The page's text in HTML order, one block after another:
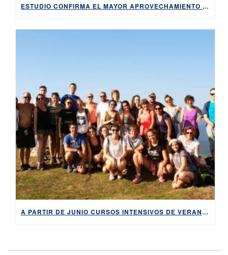
ESTUDIO CONFIRMA EL MAYOR APROVECHAMIENTO DE LOS CURSOS INTENSIVOS
A PARTIR DE JUNIO CURSOS INTENSIVOS DE VERANO Y BARNETEGIS, PARA ADULTOS Y JÓVENES